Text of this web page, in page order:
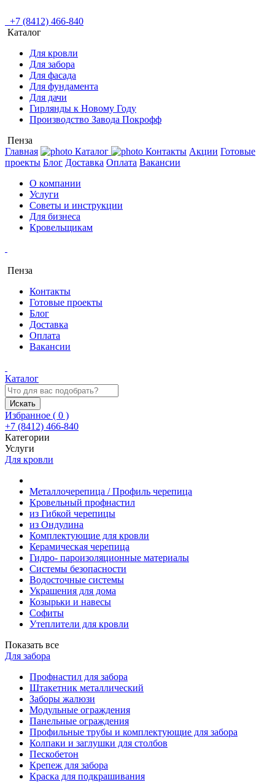
+7 (8412) 466-840
Каталог
Для кровли
Для забора
Для фасада
Для фундамента
Для дачи
Гирлянды к Новому Году
Производство Завода Покрофф
Пенза
Главная
Каталог Контакты Акции Готовые
проекты Блог Доставка Оплата Вакансии
О компании
Услуги
Советы и инструкции
Для бизнеса
Кровельщикам
Пенза
Контакты
Готовые проекты
Блог
Доставка
Оплата
Вакансии
Каталог
Искать
Избранное ( 0 )
+7 (8412) 466-840
Категории
Услуги
Для кровли
Металлочерепица / Профиль черепица
Кровельный профнастил
из Гибкой черепицы
из Ондулина
Комплектующие для кровли
Керамическая черепица
Гидро- пароизоляционные материалы
Системы безопасности
Водосточные системы
Украшения для дома
Козырьки и навесы
Софиты
Утеплители для кровли
Показать все
Для забора
Профнастил для забора
Штакетник металлический
Заборы жалюзи
Модульные ограждения
Панельные ограждения
Профильные трубы и комплектующие для забора
Колпаки и заглушки для столбов
Пескобетон
Крепеж для забора
Краска для подкрашивания